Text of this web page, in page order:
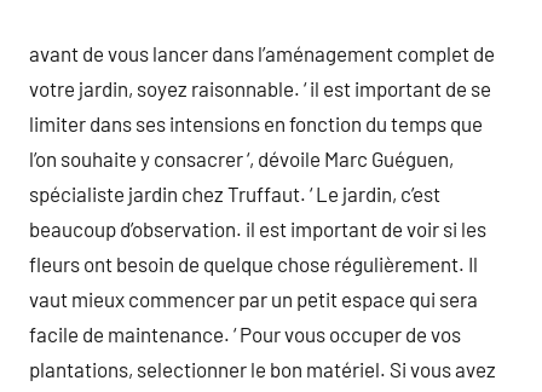
avant de vous lancer dans l’aménagement complet de
votre jardin, soyez raisonnable. ‘ il est important de se
limiter dans ses intensions en fonction du temps que
l’on souhaite y consacrer ‘, dévoile Marc Guéguen,
spécialiste jardin chez Truffaut. ‘ Le jardin, c’est
beaucoup d’observation. il est important de voir si les
fleurs ont besoin de quelque chose régulièrement. Il
vaut mieux commencer par un petit espace qui sera
facile de maintenance. ‘ Pour vous occuper de vos
plantations, selectionner le bon matériel. Si vous avez